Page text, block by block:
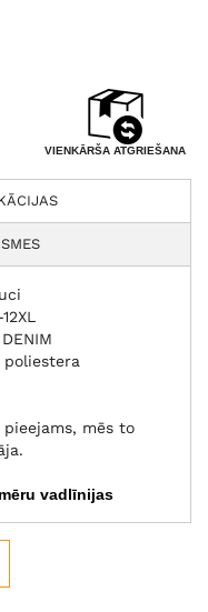
VIENKĀRŠA ATGRIEŠANA
poliestera
mēs to
vadlīnijas